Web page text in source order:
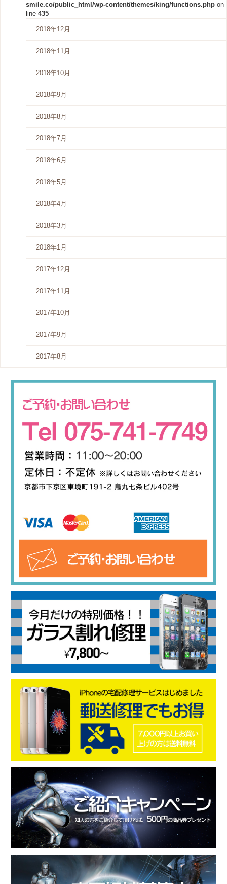
smile.co/public_html/wp-content/themes/king/functions.php on
line 435
2018年12月
2018年11月
2018年10月
2018年9月
2018年8月
2018年7月
2018年6月
2018年5月
2018年4月
2018年3月
2018年1月
2017年12月
2017年11月
2017年10月
2017年9月
2017年8月